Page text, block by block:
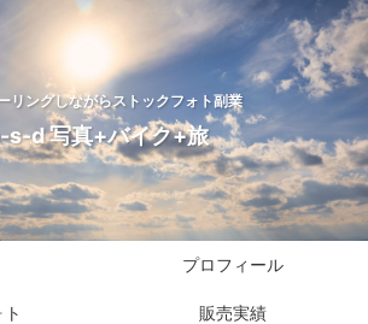
リングしながらストックフォト副業
s-d 写真+バイク+旅
プロフィール
販売実績